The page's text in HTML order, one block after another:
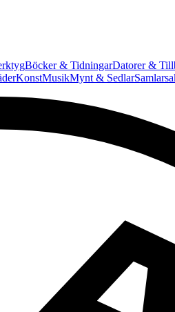
Böcker & TidningarDatorer &
KonstMusikMynt & Sedlar